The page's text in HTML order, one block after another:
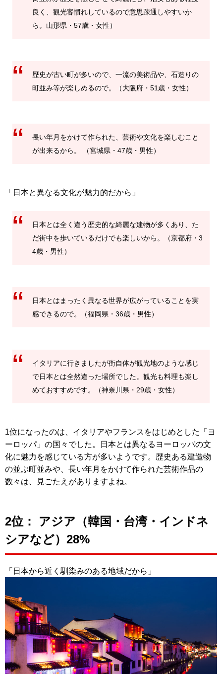
良く、観光客慣れしているので意思疎通しやすいか
ら。山形県・57歳・女性）
歴史が古い町が多いので、一流の美術品や、石造りの
町並み等が楽しめるので。（大阪府・51歳・女性）
長い年月をかけて作られた、芸術や文化を楽しむこと
が出来るから。 （宮城県・47歳・男性）
「日本と異なる文化が魅力的だから」
日本とは全く違う歴史的な綺麗な建物が多くあり、た
だ街中を歩いているだけでも楽しいから。（京都府・3
4歳・男性）
日本とはまったく異なる世界が広がっていることを実
感できるので。（福岡県・36歳・男性）
イタリアに行きましたが街自体が観光地のような感じ
で日本とは全然違った場所でした。観光も料理も楽し
めておすすめです。（神奈川県・29歳・女性）
1位になったのは、イタリアやフランスをはじめとした「ヨ
ーロッパ」の国々でした。日本とは異なるヨーロッパの文
化に魅力を感じている方が多いようです。歴史ある建造物
の並ぶ町並みや、長い年月をかけて作られた芸術作品の
数々は、見ごたえがありますよね。
2位： アジア（韓国・台湾・インドネ
シアなど）28%
「日本から近く馴染みのある地域だから」